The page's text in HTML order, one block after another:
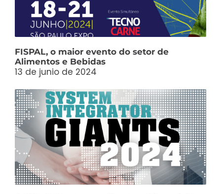
FISPAL, o maior evento do setor de
Alimentos e Bebidas
13 de junio de 2024